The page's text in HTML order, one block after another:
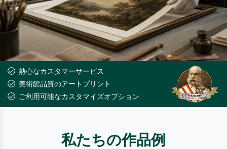
熱心なカスタマーサービス
美術館品質のアートプリント
ご利用可能なカスタマイズオプション
私たちの作品例